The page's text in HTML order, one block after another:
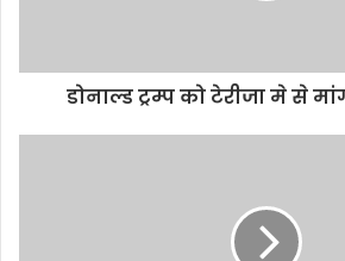
डोनाल्ड ट्रम्प को टेरीजा मे से